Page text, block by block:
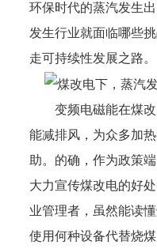
环保时代的蒸汽发生
发生行业就面临哪些
走可持续性发展之路。
变频电磁能在煤
能减排风，为众多加
助。的确，作为政策
大力宣传煤改电的好
业管理者，虽然能读
使用何种设备代替烧